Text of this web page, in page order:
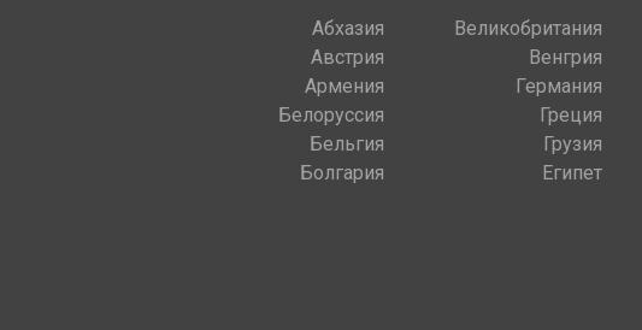
Абхазия
Австрия
Армения
Белоруссия
Бельгия
Болгария
Великобритания
Венгрия
Германия
Греция
Грузия
Египет